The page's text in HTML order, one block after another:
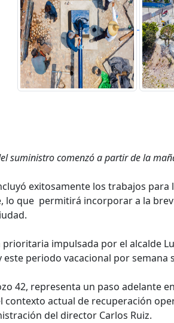
suministro comenzó a partir de la
exitosamente los trabajos
lo que permitirá incorporar a la
prioritaria impulsada por el alcalde
periodo vacacional por semana
42, representa un paso adelante
contexto actual de recuperación
del director Carlos Ruiz.